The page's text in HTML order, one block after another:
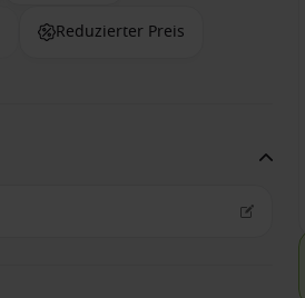
Reduzierter Preis